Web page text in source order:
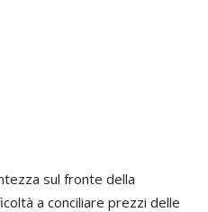
sul fronte della
a conciliare prezzi delle